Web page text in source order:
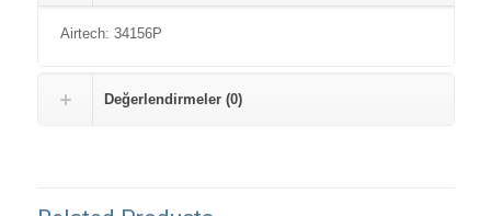
Airtech: 34156P
Değerlendirmeler (0)